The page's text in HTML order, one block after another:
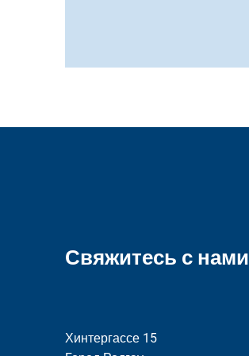
Свяжитесь с нами
Хинтергассе 15